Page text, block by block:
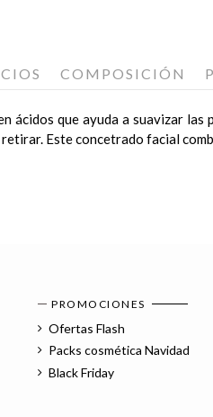
COMPOSICIÓN
ácidos que ayuda a suavizar
Este concetrado facial
recibidos. Antes de
PROMOCIONES
Ofertas Flash
Packs cosmética Navidad
Black Friday